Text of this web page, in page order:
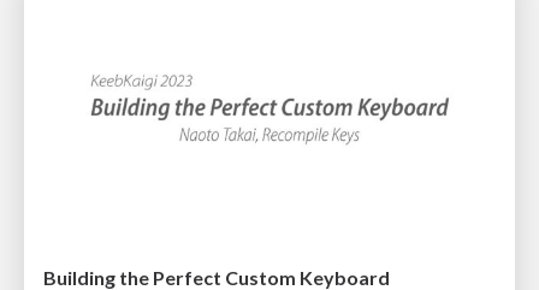
Building the Perfect Custom Keyboard